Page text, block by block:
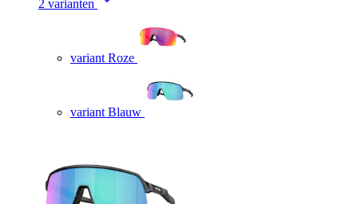
2 varianten
variant Roze
variant Blauw